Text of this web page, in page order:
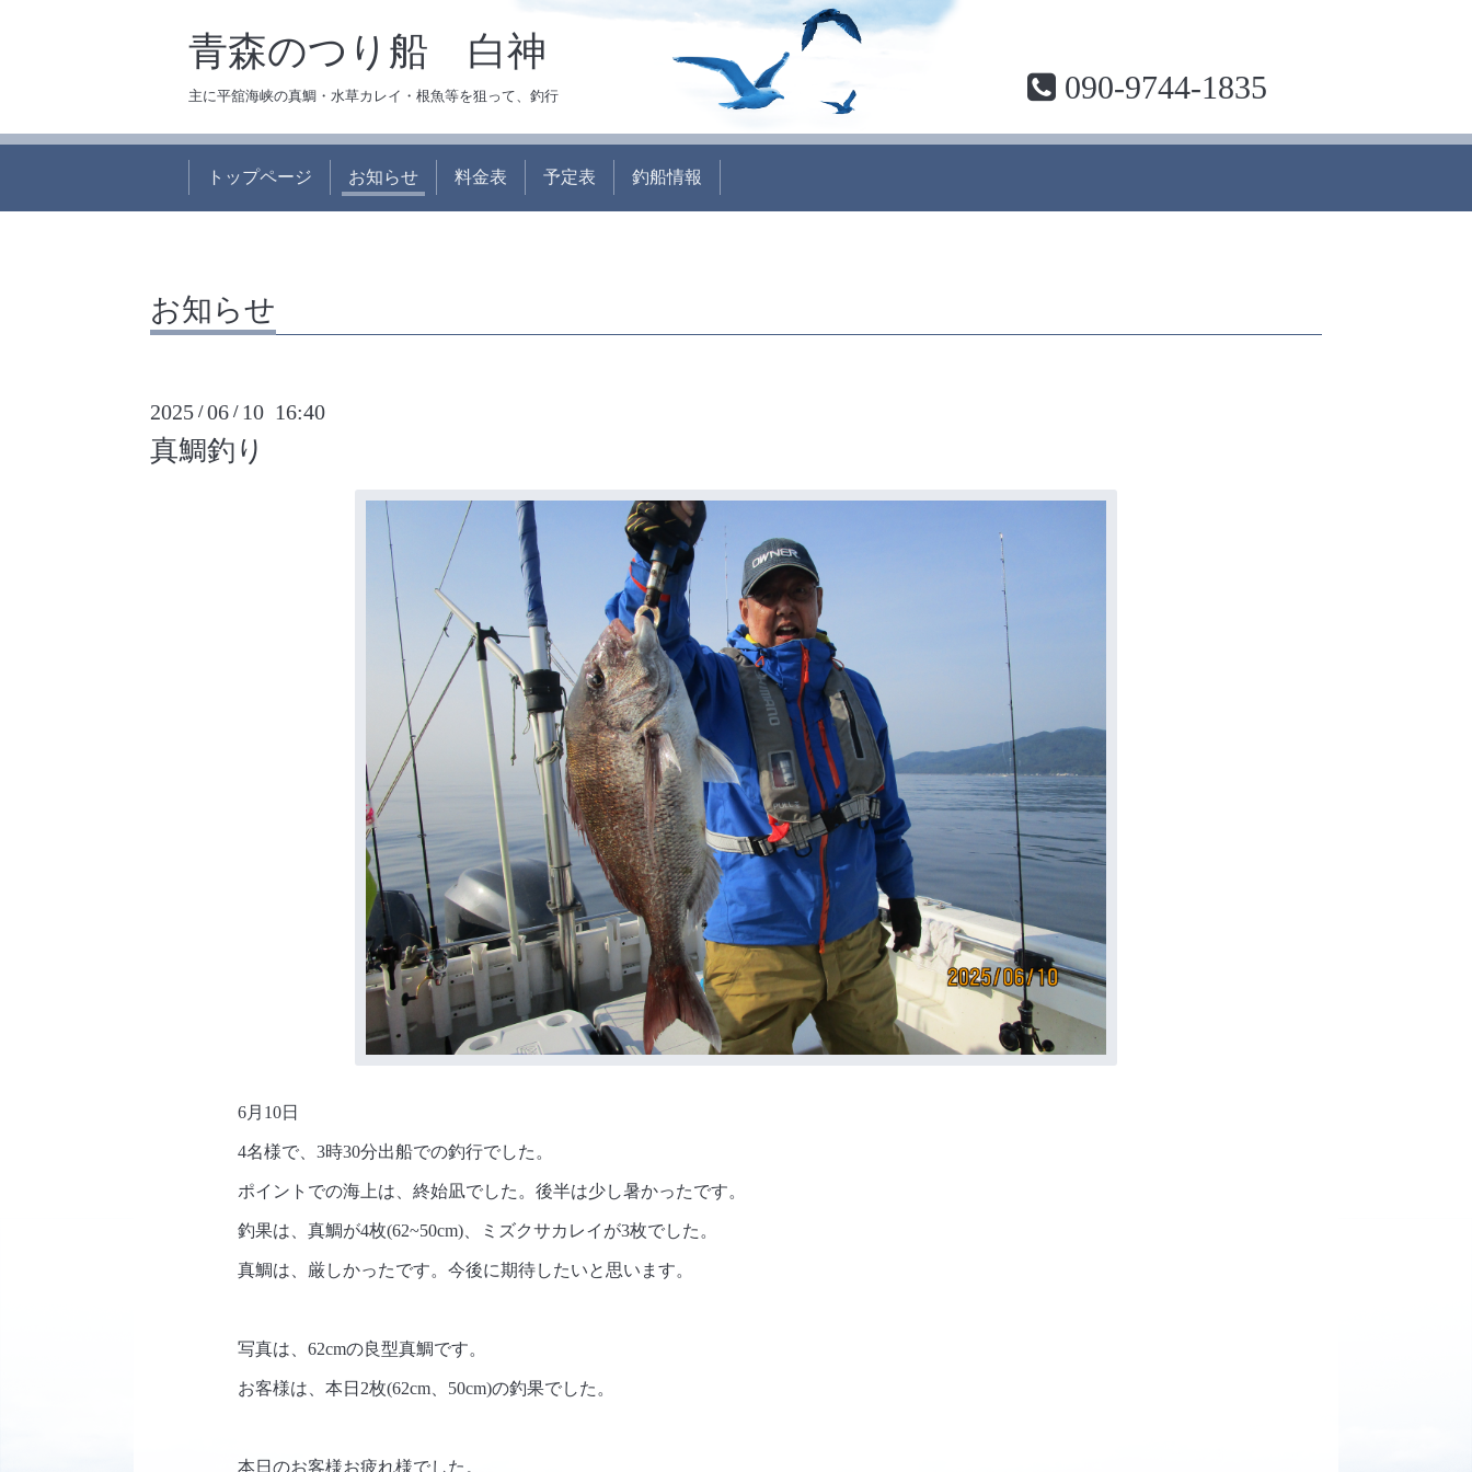
青森のつり船 白神
主に平舘海峡の真鯛・水草カレイ・根魚等を狙って、釣行 090-9744-1835
トップページ お知らせ 料金表 予定表 釣船情報
お知らせ
2025 /06 / 10 16:40
真鯛釣り
6月10日
4名様で、3時30分出船での釣行でした。
ポイントでの海上は、終始凪でした。後半は少し暑かったです。
釣果は、真鯛が4枚(62~50cm)、ミズクサカレイが3枚でした。
真鯛は、厳しかったです。今後に期待したいと思います。
写真は、62cmの良型真鯛です。
お客様は、本日2枚(62cm、50cm)の釣果でした。
本日のお客様お疲れ様でした。